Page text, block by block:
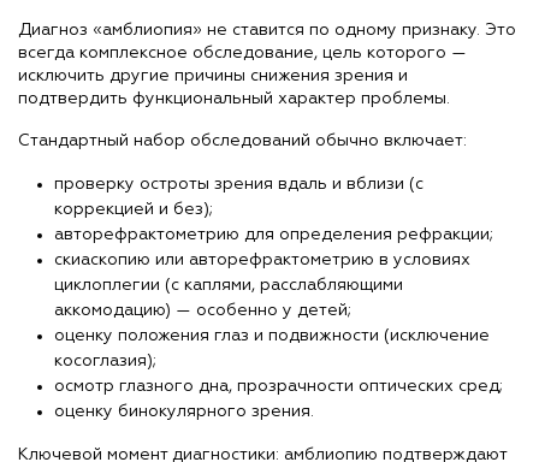
Диагноз «амблиопия» не ставится по одному признаку. Это
всегда комплексное обследование, цель которого —
исключить другие причины снижения зрения и
подтвердить функциональный характер проблемы.
Стандартный набор обследований обычно включает:
проверку остроты зрения вдаль и вблизи (с
коррекцией и без);
авторефрактометрию для определения рефракции;
скиаскопию или авторефрактометрию в условиях
циклоплегии (с каплями, расслабляющими
аккомодацию) — особенно у детей;
оценку положения глаз и подвижности (исключение
косоглазия);
осмотр глазного дна, прозрачности оптических сред;
оценку бинокулярного зрения.
Ключевой момент диагностики: амблиопию подтверждают